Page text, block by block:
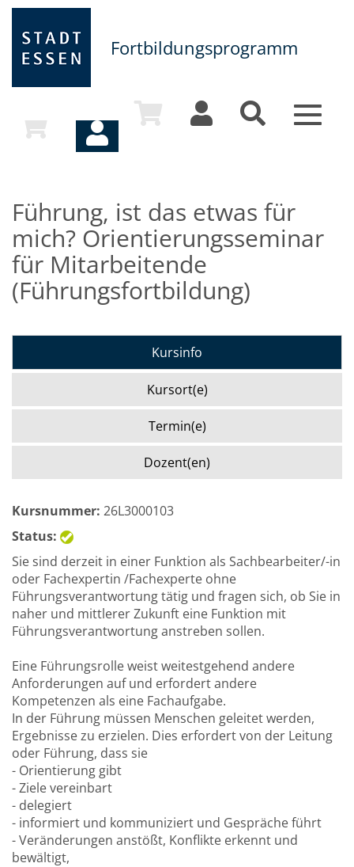
Fortbildungsprogramm
Toggle
Führung, ist das etwas für
mich? Orientierungsseminar
für Mitarbeitende
(Führungsfortbildung)
Kursinfo
Kursort(e)
Termin(e)
Dozent(en)
Kursnummer: 26L3000103
Status:
Sie sind derzeit in einer Funktion als Sachbearbeiter/-in
oder Fachexpertin /Fachexperte ohne
Führungsverantwortung tätig und fragen sich, ob Sie in
naher und mittlerer Zukunft eine Funktion mit
Führungsverantwortung anstreben sollen.
Eine Führungsrolle weist weitestgehend andere
Anforderungen auf und erfordert andere
Kompetenzen als eine Fachaufgabe.
In der Führung müssen Menschen geleitet werden,
Ergebnisse zu erzielen. Dies erfordert von der Leitung
oder Führung, dass sie
- Orientierung gibt
- Ziele vereinbart
- delegiert
- informiert und kommuniziert und Gespräche führt
- Veränderungen anstößt, Konflikte erkennt und
bewältigt,